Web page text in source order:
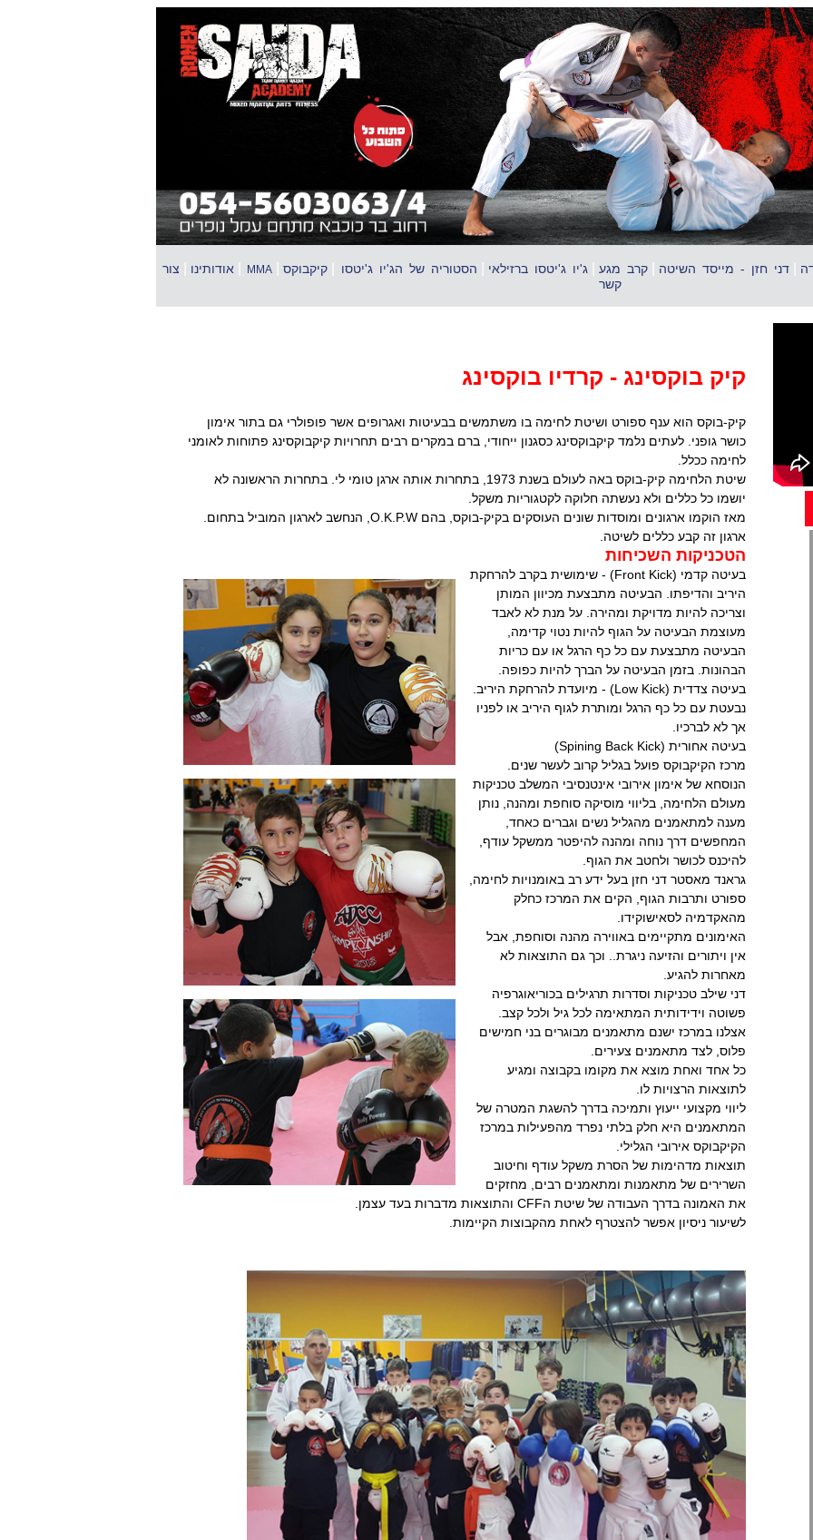
|דני חזן - מייסד השיטה |קרב מגע |ג'יו ג'יטסו ברזילאי הסטוריה של הג'יו ג'יטסו‎ |קיקבוקס |
MMA אודותינו
צור
קשר
קיק בוקסינג - קרדיו בוקסינג
קיק-בוקס הוא ענף ספורט ושיטת לחימה בו משתמשים בבעיטות ואגרופים אשר פופולרי גם בתור אימון
כושר גופני. לעתים נלמד קיקבוקסינג כסגנון ייחודי, ברם במקרים רבים תחרויות קיקבוקסינג פתוחות לאומני
לחימה ככלל.
שיטת הלחימה קיק-בוקס באה לעולם בשנת 1973, בתחרות אותה ארגן טומי לי. בתחרות הראשונה לא
יושמו כל כללים ולא נעשתה חלוקה לקטגוריות משקל.
מאז הוקמו ארגונים ומוסדות שונים העוסקים בקיק-בוקס, בהם O.K.P.W, הנחשב לארגון המוביל בתחום.
ארגון זה קבע כללים לשיטה.
הטכניקות השכיחות
בעיטה קדמי (Front Kick) - שימושית בקרב להרחקת
היריב והדיפתו. הבעיטה מתבצעת מכיוון המותן
וצריכה להיות מדויקת ומהירה. על מנת לא לאבד
מעוצמת הבעיטה על הגוף להיות נטוי קדימה,
הבעיטה מתבצעת עם כל כף הרגל או עם כריות
הבהונות. בזמן הבעיטה על הברך להיות כפופה.
בעיטה צדדית (Low Kick) - מיועדת להרחקת היריב.
נבעטת עם כל כף הרגל ומותרת לגוף היריב או לפניו
אך לא לברכיו.
בעיטה אחורית (Spining Back Kick)
מרכז הקיקבוקס פועל בגליל קרוב לעשר שנים.
הנוסחא של אימון אירובי אינטנסיבי המשלב טכניקות
מעולם הלחימה, בליווי מוסיקה סוחפת ומהנה, נותן
מענה למתאמנים מהגליל נשים וגברים כאחד,
המחפשים דרך נוחה ומהנה להיפטר ממשקל עודף,
להיכנס לכושר ולחטב את הגוף.
גראנד מאסטר דני חזן בעל ידע רב באומנויות לחימה,
ספורט ותרבות הגוף, הקים את המרכז כחלק
מהאקדמיה לסאישוקידו.
האימונים מתקיימים באווירה מהנה וסוחפת, אבל
אין ויתורים והזיעה ניגרת.. וכך גם התוצאות לא
מאחרות להגיע.
דני שילב טכניקות וסדרות תרגילים בכוריאוגרפיה
פשוטה וידידותית המתאימה לכל גיל ולכל קצב.
אצלנו במרכז ישנם מתאמנים מבוגרים בני חמישים
פלוס, לצד מתאמנים צעירים.
כל אחד ואחת מוצא את מקומו בקבוצה ומגיע
לתוצאות הרצויות לו.
ליווי מקצועי ייעוץ ותמיכה בדרך להשגת המטרה של
המתאמנים היא חלק בלתי נפרד מהפעילות במרכז
הקיקבוקס אירובי הגלילי.
תוצאות מדהימות של הסרת משקל עודף וחיטוב
השרירים של מתאמנות ומתאמנים רבים, מחזקים
את האמונה בדרך העבודה של שיטת הCFF והתוצאות מדברות בעד עצמן.
לשיעור ניסיון אפשר להצטרף לאחת מהקבוצות הקיימות.